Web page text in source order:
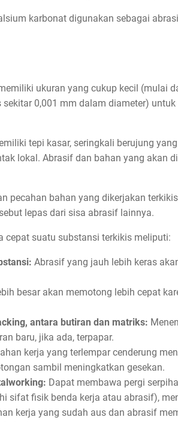
karbonat digunakan sebagai
ukuran yang cukup kecil (mulai
0,001 mm dalam diameter)
tepi kasar, seringkali berujung
lokal. Abrasif dan bahan yang akan
pecahan bahan yang dikerjakan
lepas dari sisa abrasif lainnya.
cepat suatu substansi terkikis meliputi:
Abrasif yang jauh lebih keras
besar akan memotong lebih cepat
antara butiran dan matriks:
baru, jika ada, terpapar.
kerja yang terlempar cenderung
sambil meningkatkan gesekan.
Dapat membawa pergi
sifat fisik benda kerja atau abrasif),
kerja yang sudah aus dan abrasif